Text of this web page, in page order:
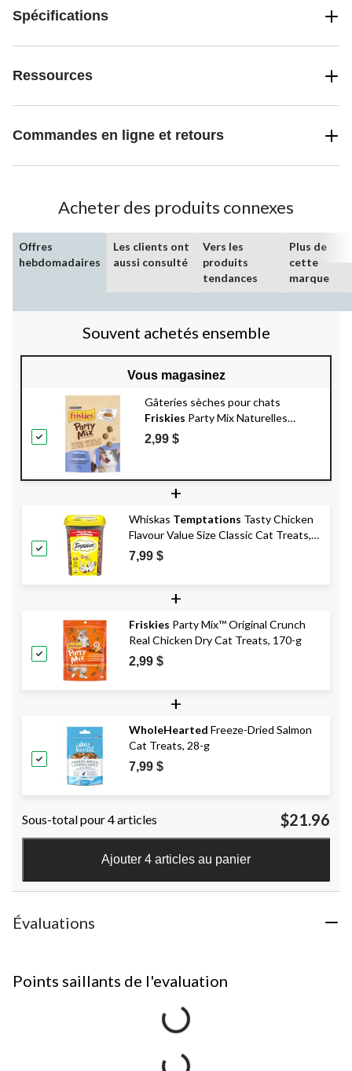
Spécifications
Ressources
Commandes en ligne et retours
Acheter des produits connexes
Offres
hebdomadaires
Les clients ont
aussi consulté
Vers les
produits
tendances
Plus de
cette
marque
Souvent achetés ensemble
Vous magasinez
Gâteries sèches pour chats
Friskies Party Mix Naturelles
Croquant Gourmet avec du vrai
poulet, 170 g
2,99 $
+
Whiskas Temptations Tasty Chicken
Flavour Value Size Classic Cat Treats,
454-g
7,99 $
+
Friskies Party Mix™ Original Crunch
Real Chicken Dry Cat Treats, 170-g
2,99 $
+
WholeHearted Freeze-Dried Salmon
Cat Treats, 28-g
7,99 $
Sous-total pour 4 articles $21.96
Ajouter 4 articles au panier
Évaluations
Points saillants de l'evaluation